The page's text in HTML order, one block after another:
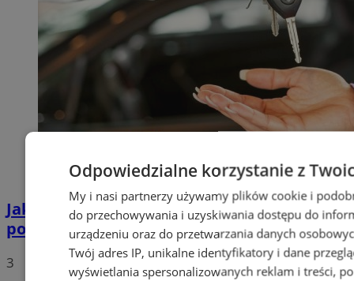
Jakie auta jeżdżą po tyskich, śląskich i
polskich drogach? Te wyniki Was zaskoczą!
3
Odpowiedzialne korzystanie z
My i nasi partnerzy używamy plików cookie i
do przechowywania i uzyskiwania dostępu do
urządzeniu oraz do przetwarzania danych
Twój adres IP, unikalne identyfikatory i dane
wyświetlania spersonalizowanych reklam i treści,